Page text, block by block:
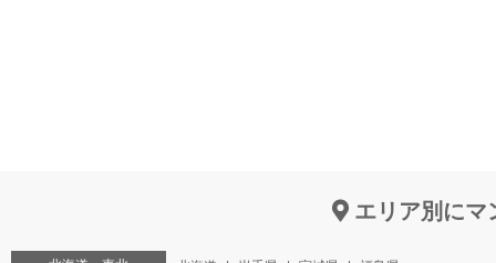
エリア別にマ